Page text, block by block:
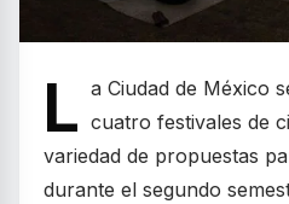
L a Ciudad de México
cuatro festivales de
variedad de propuestas
durante el segundo